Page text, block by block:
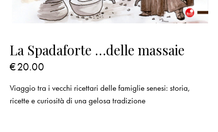
La Spadaforte …delle massaie
€20.00
Viaggio tra i vecchi ricettari delle famiglie senesi: storia,
ricette e curiosità di una gelosa tradizione